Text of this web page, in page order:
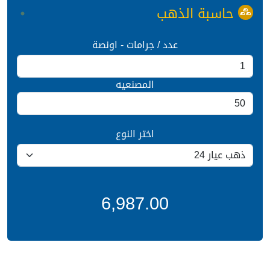
حاسبة الذهب
عدد / جرامات - اونصة
المصنعيه
اختر النوع
6,987.00